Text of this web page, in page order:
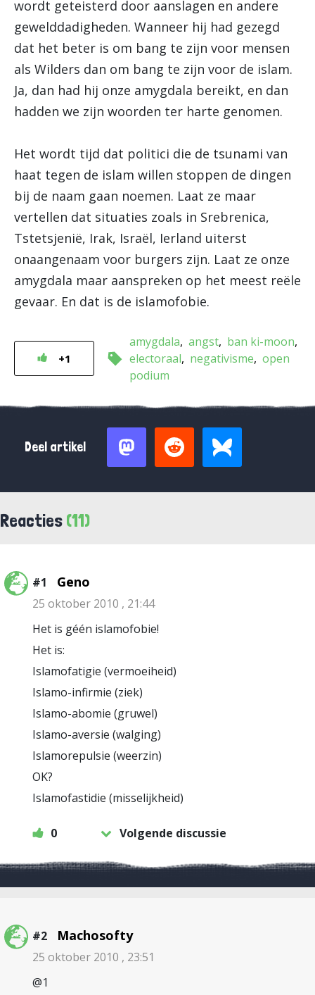
wordt geteisterd door aanslagen en andere
gewelddadigheden. Wanneer hij had gezegd
dat het beter is om bang te zijn voor mensen
als Wilders dan om bang te zijn voor de islam.
Ja, dan had hij onze amygdala bereikt, en dan
hadden we zijn woorden ter harte genomen.
Het wordt tijd dat politici die de tsunami van
haat tegen de islam willen stoppen de dingen
bij de naam gaan noemen. Laat ze maar
vertellen dat situaties zoals in Srebrenica,
Tstetsjenië, Irak, Israël, Ierland uiterst
onaangenaam voor burgers zijn. Laat ze onze
amygdala maar aanspreken op het meest reële
gevaar. En dat is de islamofobie.
+1
amygdala angst ban ki-moon
electoraal
negativisme open
podium
Deel artikel
Reacties (11)
#1 Geno
25 oktober 2010 , 21:44
Het is géén islamofobie!
Het is:
Islamofatigie (vermoeiheid)
Islamo-infirmie (ziek)
Islamo-abomie (gruwel)
Islamo-aversie (walging)
Islamorepulsie (weerzin)
OK?
Islamofastidie (misselijkheid)
0 Volgende discussie
#2 Machosofty
25 oktober 2010 , 23:51
@1